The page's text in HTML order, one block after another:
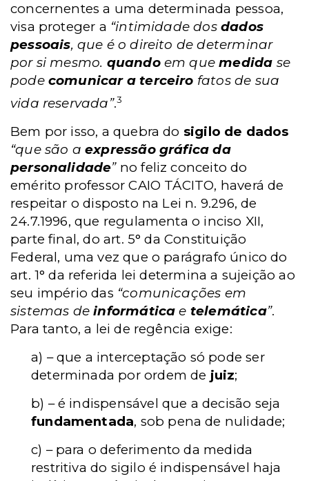
concernentes a uma determinada pessoa,
visa proteger a “intimidade dos dados
pessoais, que é o direito de determinar
por si mesmo. quandoem quemedida se
pode comunicar a terceiro fatos de sua
vida reservada”.3
Bem por isso, a quebra do sigilo de dados
“que são aexpressão gráfica da
personalidade” no feliz conceito do
emérito professor CAIO TÁCITO, haverá de
respeitar o disposto na Lei n. 9.296, de
24.7.1996, que regulamenta o inciso XII,
parte final, do art. 5° da Constituição
Federal, uma vez que o parágrafo único do
art. 1° da referida lei determina a sujeição ao
seu império das “comunicações em
sistemas deinformática e telemática”.
Para tanto, a lei de regência exige:
a) – que a interceptação só pode ser
determinada por ordem de juiz;
b) – é indispensável que a decisão seja
fundamentada, sob pena de nulidade;
c) – para o deferimento da medida
restritiva do sigilo é indispensável haja